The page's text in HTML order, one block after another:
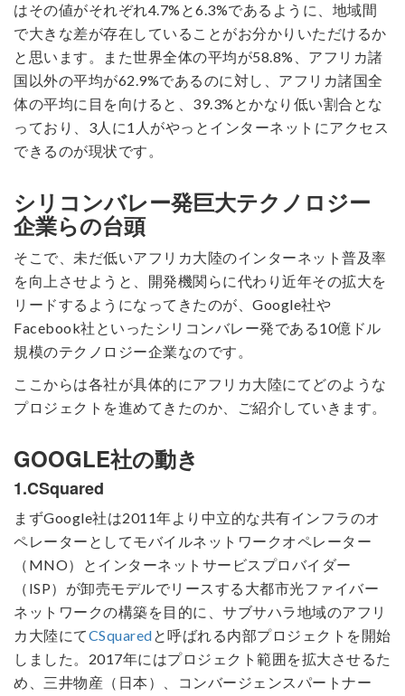
はその値がそれぞれ4.7%と6.3%であるように、地域間
で大きな差が存在していることがお分かりいただけるか
と思います。また世界全体の平均が58.8%、アフリカ諸
国以外の平均が62.9%であるのに対し、アフリカ諸国全
体の平均に目を向けると、39.3%とかなり低い割合とな
っており、3人に1人がやっとインターネットにアクセス
できるのが現状です。
シリコンバレー発巨大テクノロジー
企業らの台頭
そこで、未だ低いアフリカ大陸のインターネット普及率
を向上させようと、開発機関らに代わり近年その拡大を
リードするようになってきたのが、Google社や
Facebook社といったシリコンバレー発である10億ドル
規模のテクノロジー企業なのです。
ここからは各社が具体的にアフリカ大陸にてどのような
プロジェクトを進めてきたのか、ご紹介していきます。
GOOGLE社の動き
1.CSquared
まずGoogle社は2011年より中立的な共有インフラのオ
ペレーターとしてモバイルネットワークオペレーター
（MNO）とインターネットサービスプロバイダー
（ISP）が卸売モデルでリースする大都市光ファイバー
ネットワークの構築を目的に、サブサハラ地域のアフリ
カ大陸にてCSquaredと呼ばれる内部プロジェクトを開始
しました。2017年にはプロジェクト範囲を拡大させるた
め、三井物産（日本）、コンバージェンスパートナー